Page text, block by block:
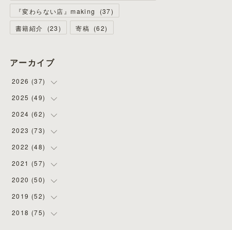
『変わらない店』making (37)
書籍紹介
(23) 寄稿 (62)
アーカイブ
2026 (37)
(4)
(8)
(2)
( 11
(5)
(6)
( 1)
2025 (49)
(3)
(4)
( 3)
(4)
(4)
(2)
(6)
2024 (62)
(4)
(5)
(5)
(3)
(7)
(6)
2023 (73)
(8)
(6)
(7)
(5)
(7)
2022 (48)
(4)
(4)
(5)
(4)
2021 (57)
(6)
(8)
(2)
2020 (50)
(2)
(4)
2019 (52)
(10
2018 (75)